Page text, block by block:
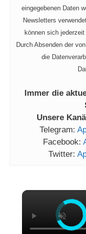
eingegebenen Daten
Newsletters
können sich jederzeit
Durch Absenden der
die
Immer die
Unsere
Telegram:
Facebook:
Twitter: